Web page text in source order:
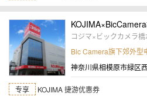
コジマ×ビックカメラ
Bic Camera旗下郊外型
神奈川県相模原市緑区
专享 KOJIMA 捷游优惠券